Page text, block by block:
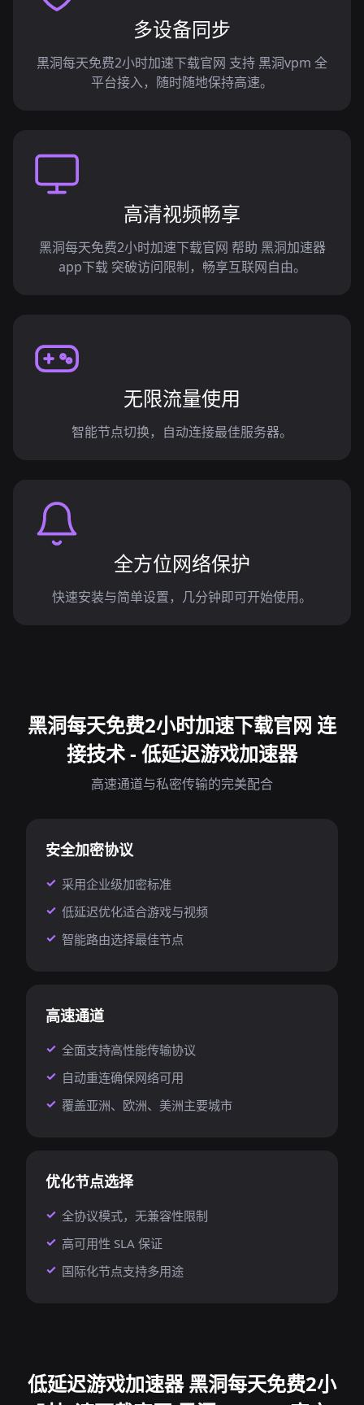
多设备同步
黑洞每天免费2小时加速下载官网 支持 黑洞vpm 全
平台接入，随时随地保持高速。
高清视频畅享
黑洞每天免费2小时加速下载官网 帮助 黑洞加速器
app下载 突破访问限制，畅享互联网自由。
无限流量使用
智能节点切换，自动连接最佳服务器。
全方位网络保护
快速安装与简单设置，几分钟即可开始使用。
黑洞每天免费2小时加速下载官网 连
接技术 - 低延迟游戏加速器
高速通道与私密传输的完美配合
安全加密协议
采用企业级加密标准
低延迟优化适合游戏与视频
智能路由选择最佳节点
高速通道
全面支持高性能传输协议
自动重连确保网络可用
覆盖亚洲、欧洲、美洲主要城市
优化节点选择
全协议模式，无兼容性限制
高可用性 SLA 保证
国际化节点支持多用途
低延迟游戏加速器 黑洞每天免费2小